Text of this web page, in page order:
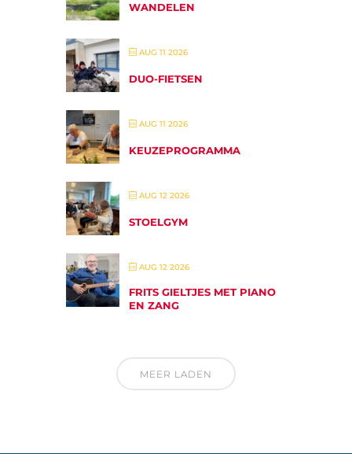
WANDELEN
AUG 11 2026
DUO-FIETSEN
AUG 11 2026
KEUZEPROGRAMMA
AUG 12 2026
STOELGYM
AUG 12 2026
FRITS GIELTJES MET PIANO
EN ZANG
MEER LADEN